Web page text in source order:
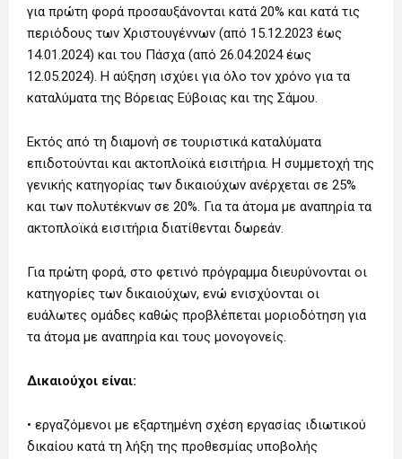
για πρώτη φορά προσαυξάνονται κατά 20% και κατά τις
περιόδους των Χριστουγέννων (από 15.12.2023 έως
14.01.2024) και του Πάσχα (από 26.04.2024 έως
12.05.2024). Η αύξηση ισχύει για όλο τον χρόνο για τα
καταλύματα της Βόρειας Εύβοιας και της Σάμου.
Εκτός από τη διαμονή σε τουριστικά καταλύματα
επιδοτούνται και ακτοπλοϊκά εισιτήρια. Η συμμετοχή της
γενικής κατηγορίας των δικαιούχων ανέρχεται σε 25%
και των πολυτέκνων σε 20%. Για τα άτομα με αναπηρία τα
ακτοπλοϊκά εισιτήρια διατίθενται δωρεάν.
Για πρώτη φορά, στο φετινό πρόγραμμα διευρύνονται οι
κατηγορίες των δικαιούχων, ενώ ενισχύονται οι
ευάλωτες ομάδες καθώς προβλέπεται μοριοδότηση για
τα άτομα με αναπηρία και τους μονογονείς.
Δικαιούχοι είναι:
• εργαζόμενοι με εξαρτημένη σχέση εργασίας ιδιωτικού
δικαίου κατά τη λήξη της προθεσμίας υποβολής